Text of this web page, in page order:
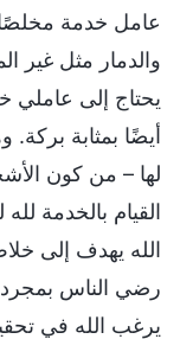
عامل خدمة
والدمار مثل غير
يحتاج إلى عاملي
أيضًا بمثابة
لها – من كون
القيام بالخدمة
الله يهدف إلى
رضي الناس بمجرد
يرغب الله في